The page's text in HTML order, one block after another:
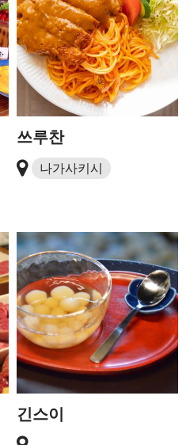
쓰루찬
나가사키시
긴스이